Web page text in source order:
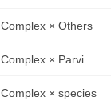
Complex × Others
Complex × Parvi
Complex × species